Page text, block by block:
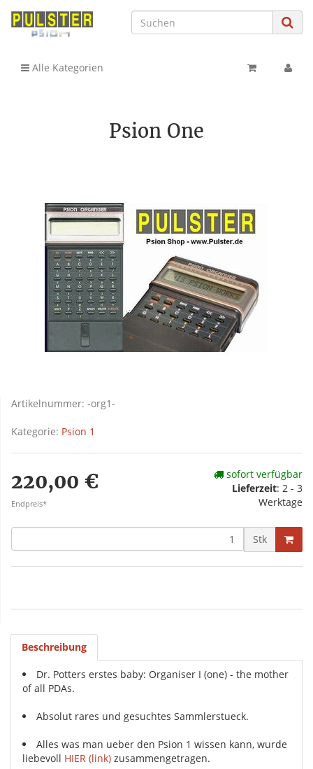
Alle Kategorien
Psion One
Artikelnummer: -org1-
Kategorie: Psion 1
220,00 €
Endpreis*
sofort verfügbar
Lieferzeit: 2 - 3
Werktage
Stk
Beschreibung
Dr. Potters erstes baby: Organiser I (one) - the mother
of all PDAs.
Absolut rares und gesuchtes Sammlerstueck.
Alles was man ueber den Psion 1 wissen kann, wurde
liebevoll HIER (link) zusammengetragen.